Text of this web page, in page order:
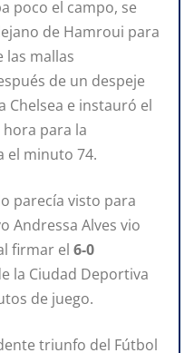
poco el campo, se
de Hamroui para
las mallas
de un despeje
Chelsea e instauró el
para la
el minuto 74.
parecía visto para
Andressa Alves vio
firmar el 6-0
la Ciudad Deportiva
de juego.
triunfo del Fútbol